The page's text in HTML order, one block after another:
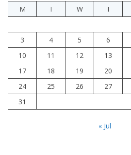
M
T W T
3
4 5 6
10
11 12 13
17
18 19 20
24
25 26 27
31
« Jul